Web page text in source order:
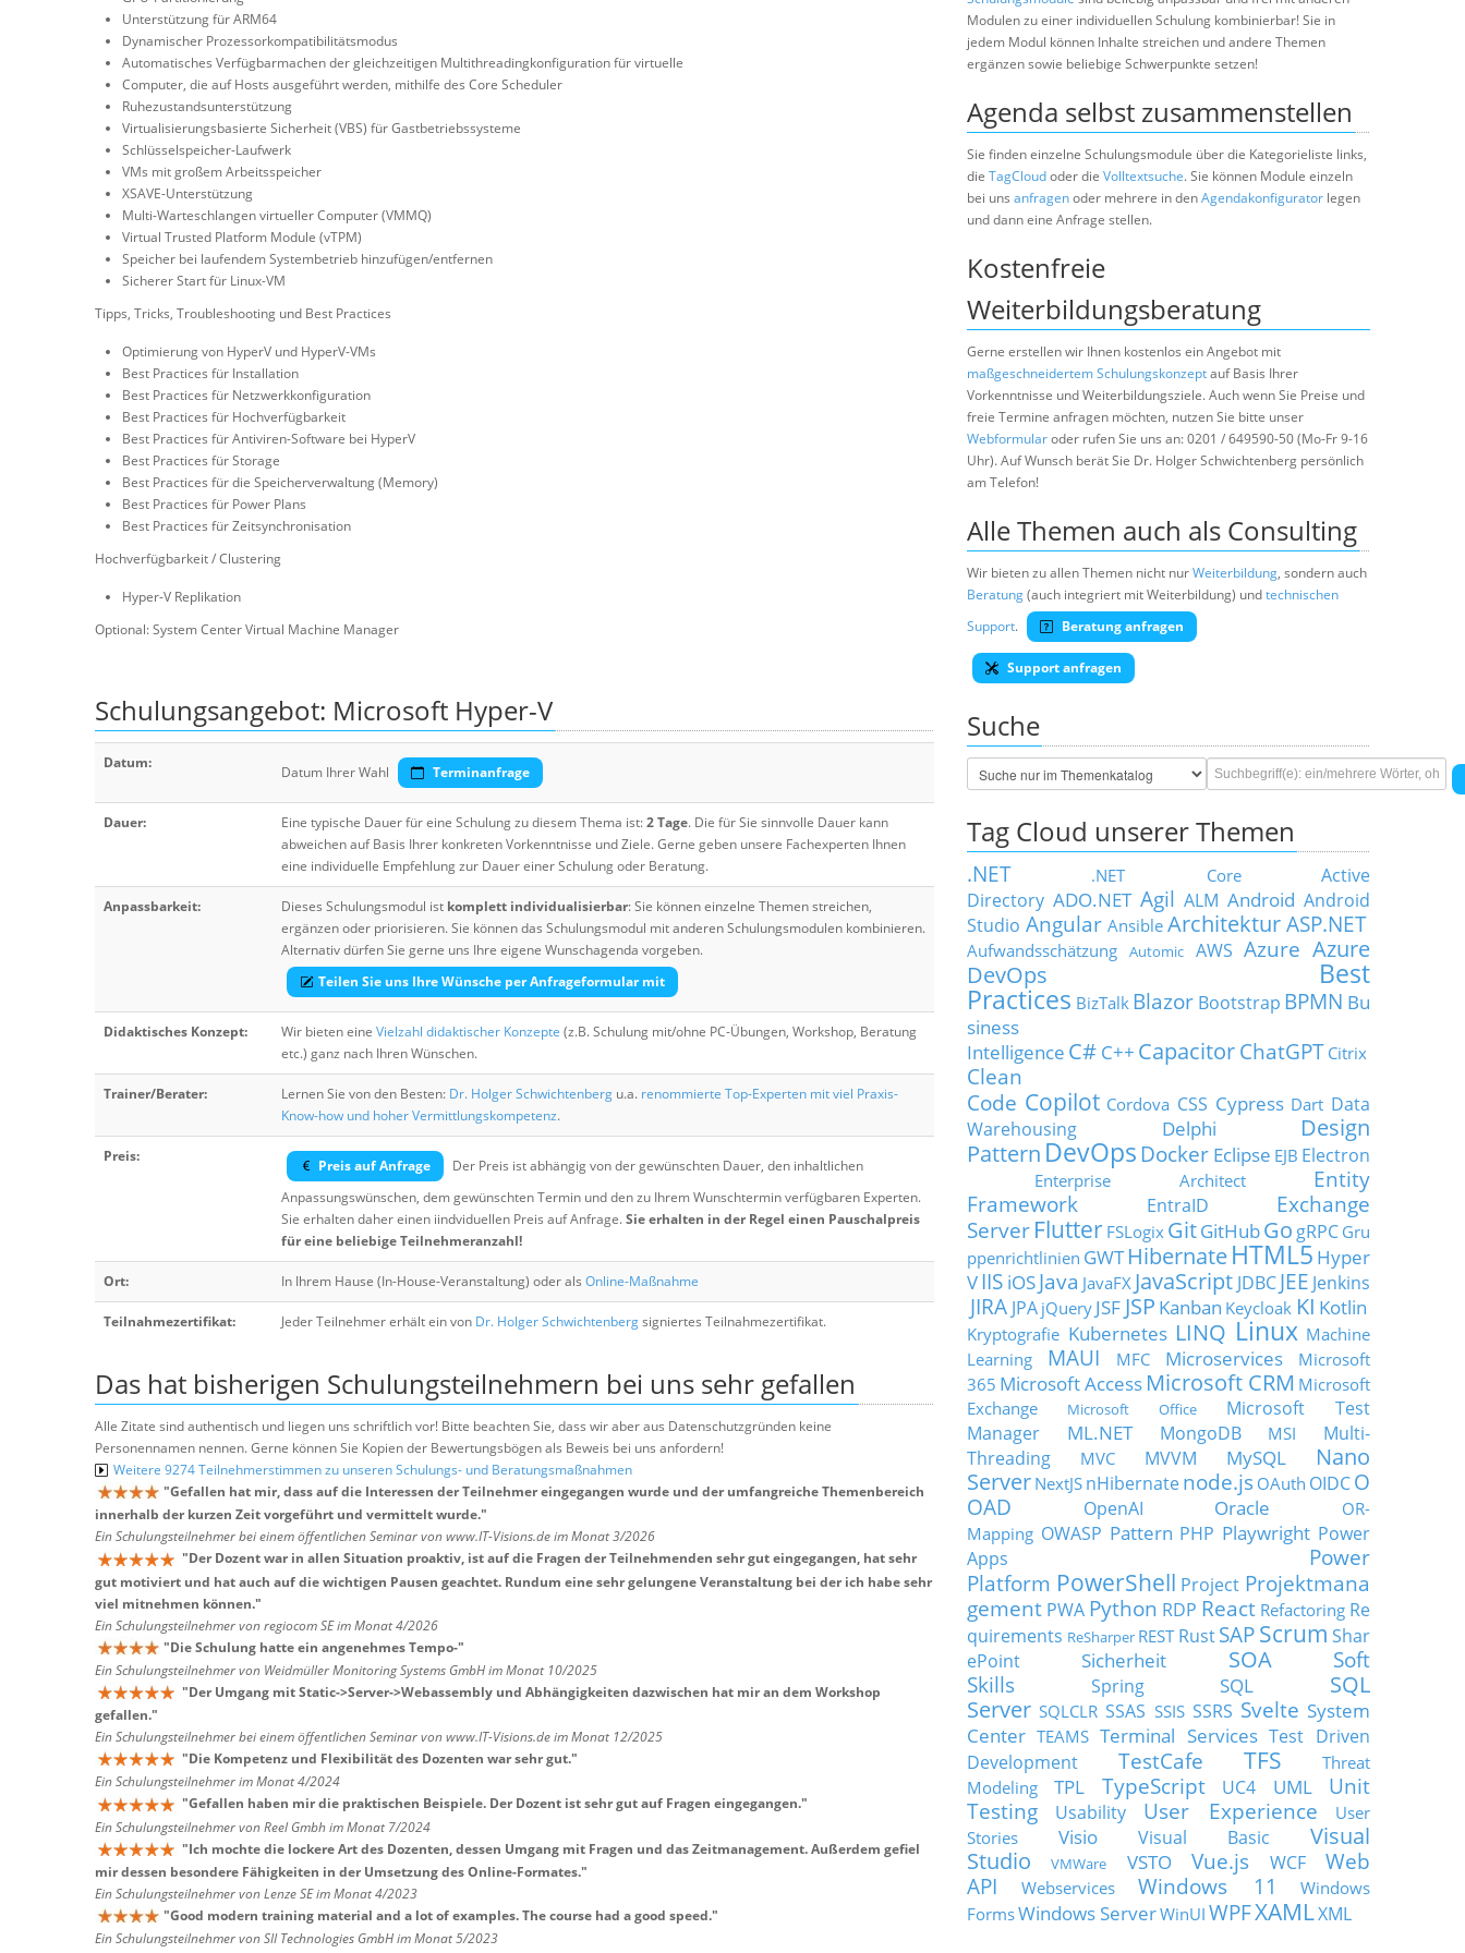
Unterstützung für ARM64
Dynamischer Prozessorkompatibilitätsmodus
Automatisches Verfügbarmachen der gleichzeitigen Multithreadingkonfiguration für virtuelle
Computer, die auf Hosts ausgeführt werden, mithilfe des Core Scheduler
Ruhezustandsunterstützung
Virtualisierungsbasierte Sicherheit (VBS) für Gastbetriebssysteme
Schlüsselspeicher-Laufwerk
VMs mit großem Arbeitsspeicher
XSAVE-Unterstützung
Multi-Warteschlangen virtueller Computer (VMMQ)
Virtual Trusted Platform Module (vTPM)
Speicher bei laufendem Systembetrieb hinzufügen/entfernen
Sicherer Start für Linux-VM
Tipps, Tricks, Troubleshooting und Best Practices
Optimierung von HyperV und HyperV-VMs
Best Practices für Installation
Best Practices für Netzwerkkonfiguration
Best Practices für Hochverfügbarkeit
Best Practices für Antiviren-Software bei HyperV
Best Practices für Storage
Best Practices für die Speicherverwaltung (Memory)
Best Practices für Power Plans
Best Practices für Zeitsynchronisation
Hochverfügbarkeit / Clustering
Hyper-V Replikation
Optional: System Center Virtual Machine Manager
Schulungsangebot: Microsoft Hyper-V
Datum:
Datum Ihrer Wahl Terminanfrage
Dauer: Eine typische Dauer für eine Schulung zu diesem Thema ist:2 Tage. Die für Sie sinnvolle Dauer kann
abweichen auf Basis Ihrer konkreten Vorkenntnisse und Ziele. Gerne geben unsere Fachexperten Ihnen
eine individuelle Empfehlung zur Dauer einer Schulung oder Beratung.
Anpassbarkeit: Dieses Schulungsmodul ist komplett individualisierbar: Sie können einzelne Themen streichen,
ergänzen oder priorisieren. Sie können das Schulungsmodul mit anderen Schulungsmodulen kombinieren.
Alternativ dürfen Sie gerne uns Ihre eigene Wunschagenda vorgeben.
Teilen Sie uns Ihre Wünsche per Anfrageformular mit
Didaktisches Konzept: Wir bieten eine Vielzahl didaktischer Konzepte (z.B. Schulung mit/ohne PC-Übungen, Workshop, Beratung
etc.) ganz nach Ihren Wünschen.
Trainer/Berater: Lernen Sie von den Besten: Dr. Holger Schwichtenberg u.a. renommierte Top-Experten mit viel Praxis-
Know-how und hoher Vermittlungskompetenz.
Preis:
Preis auf Anfrage
Der Preis ist abhängig von der gewünschten Dauer, den inhaltlichen
Anpassungswünschen, dem gewünschten Termin und den zu Ihrem Wunschtermin verfügbaren Experten.
Sie erhalten daher einen iindviduellen Preis auf Anfrage.Sie erhalten in der Regel einen Pauschalpreis
für eine beliebige Teilnehmeranzahl!
Ort: In Ihrem Hause (In-House-Veranstaltung) oder als Online-Maßnahme
Teilnahmezertifikat: Jeder Teilnehmer erhält ein von Dr. Holger Schwichtenbergsigniertes Teilnahmezertifikat.
Das hat bisherigen Schulungsteilnehmern bei uns sehr gefallen
Alle Zitate sind authentisch und liegen uns schriftlich vor! Bitte beachten Sie, dass wir aber aus Datenschutzgründen keine
Personennamen nennen. Gerne können Sie Kopien der Bewertungsbögen als Beweis bei uns anfordern!
Weitere 9274 Teilnehmerstimmen zu unseren Schulungs- und Beratungsmaßnahmen
"Gefallen hat mir, dass auf die Interessen der Teilnehmer eingegangen wurde und der umfangreiche Themenbereich
innerhalb der kurzen Zeit vorgeführt und vermittelt wurde."
Ein Schulungsteilnehmer bei einem öffentlichen Seminar von www.IT-Visions.de im Monat 3/2026
"Der Dozent war in allen Situation proaktiv, ist auf die Fragen der Teilnehmenden sehr gut eingegangen, hat sehr
gut motiviert und hat auch auf die wichtigen Pausen geachtet. Rundum eine sehr gelungene Veranstaltung bei der ich habe sehr
viel mitnehmen können."
Ein Schulungsteilnehmer von regiocom SE im Monat 4/2026
"Die Schulung hatte ein angenehmes Tempo-"
Ein Schulungsteilnehmer von Weidmüller Monitoring Systems GmbH im Monat 10/2025
"Der Umgang mit Static->Server->Webassembly und Abhängigkeiten dazwischen hat mir an dem Workshop
gefallen."
Ein Schulungsteilnehmer bei einem öffentlichen Seminar von www.IT-Visions.de im Monat 12/2025
"Die Kompetenz und Flexibilität des Dozenten war sehr gut."
Ein Schulungsteilnehmer im Monat 4/2024
"Gefallen haben mir die praktischen Beispiele. Der Dozent ist sehr gut auf Fragen eingegangen."
Ein Schulungsteilnehmer von Reel Gmbh im Monat 7/2024
"Ich mochte die lockere Art des Dozenten, dessen Umgang mit Fragen und das Zeitmanagement. Außerdem gefiel
mir dessen besondere Fähigkeiten in der Umsetzung des Online-Formates."
Ein Schulungsteilnehmer von Lenze SE im Monat 4/2023
"Good modern training material and a lot of examples. The course had a good speed."
Ein Schulungsteilnehmer von SII Technologies GmbH im Monat 5/2023
Modulen zu einer individuellen Schulung kombinierbar! Sie in
jedem Modul können Inhalte streichen und andere Themen
ergänzen sowie beliebige Schwerpunkte setzen!
Agenda selbst zusammenstellen
Sie finden einzelne Schulungsmodule über die Kategorieliste links,
die TagCloudoder die Volltextsuche. Sie können Module einzeln
bei uns anfragenoder mehrere in denAgendakonfigurator legen
und dann eine Anfrage stellen.
Kostenfreie
Weiterbildungsberatung
Gerne erstellen wir Ihnen kostenlos ein Angebot mit
maßgeschneidertem Schulungskonzeptauf Basis Ihrer
Vorkenntnisse und Weiterbildungsziele. Auch wenn Sie Preise und
freie Termine anfragen möchten, nutzen Sie bitte unser
Webformularoder rufen Sie uns an: 0201 / 649590-50 (Mo-Fr 9-16
Uhr). Auf Wunsch berät Sie Dr. Holger Schwichtenberg persönlich
am Telefon!
Alle Themen auch als Consulting
Wir bieten zu allen Themen nicht nurWeiterbildung, sondern auch
Beratung(auch integriert mit Weiterbildung) undtechnischen
Support. Beratung anfragen
Support anfragen
Suche
Tag Cloud unserer Themen
.NET .NET Core
Active
Directory ADO.NET Agil ALM Android Android
Studio Angular Ansible Architektur ASP.NET
Aufwandsschätzung Automic AWS Azure Azure
DevOps
Best
Practices BizTalk Blazor Bootstrap BPMN Bu
siness
Intelligence C# C++ Capacitor ChatGPT Citrix
Clean
Code Copilot Cordova CSS Cypress Dart Data
Warehousing
Delphi
Design
Pattern DevOps Docker Eclipse EJB Electron
Enterprise Architect
Entity
Framework
EntraID
Exchange
Server Flutter FSLogix GitGitHubGo gRPC Gru
ppenrichtlinien GWT HibernateHTML5 Hyper
VIIS iOSJava JavaFX JavaScript JDBC JEE Jenkins
JIRA JPA jQuery JSF JSP Kanban Keycloak KI Kotlin
Kryptografie Kubernetes LINQ Linux Machine
Learning
MAUI MFC Microservices
Microsoft
365 Microsoft Access Microsoft CRM Microsoft
Exchange
Microsoft Office
Microsoft Test
Manager
ML.NET MongoDB MSI
Multi-
Threading
MVC MVVM MySQL
Nano
Server NextJS nHibernatenode.js OAuth OIDCO
OAD
OpenAI Oracle
OR-
Mapping OWASP Pattern PHP Playwright Power
Apps
Power
Platform PowerShell Project Projektmana
gement PWA Python RDP React Refactoring Re
quirements ReSharper REST Rust SAP Scrum Shar
ePoint
Sicherheit SOA
Soft
Skills
Spring SQL
SQL
Server SQLCLR SSAS SSIS SSRS Svelte System
Center TEAMS Terminal Services Test Driven
Development
TestCafe TFS
Threat
Modeling
TPL TypeScript UC4 UML
Unit
Testing
Usability User Experience
User
Stories
Visio Visual Basic
Visual
Studio
VMWare VSTO Vue.js WCF
Web
API
Webservices Windows 11
Windows
FormsWindows ServerWinUI WPFXAMLXML